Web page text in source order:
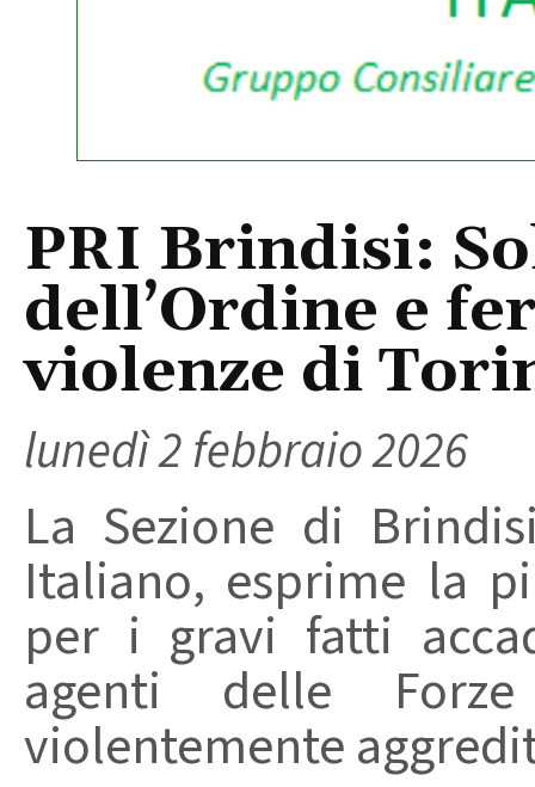
PRI Brindisi:
dell’Ordine e
violenze di
lunedì 2 febbraio 2026
La Sezione di
Italiano, esprime la
per i gravi fatti
agenti delle
violentemente